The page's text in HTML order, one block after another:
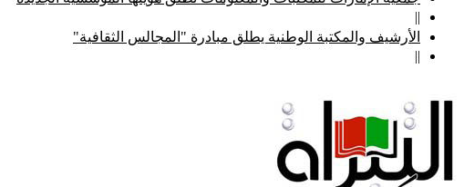
||
الأرشيف والمكتبة الوطنية يطلق مبادرة "المجالس الثقافية"
||